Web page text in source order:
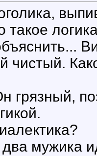
чистый.
грязный,
мужика